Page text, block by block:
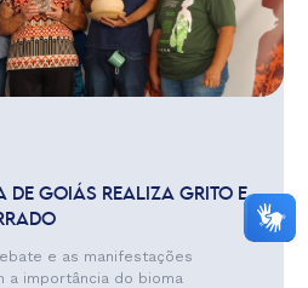
DE GOIÁS REALIZA GRITO E
e as manifestações
a importância do bioma